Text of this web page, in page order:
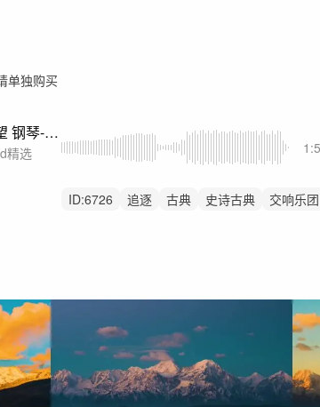
单独购买
国庆 大气 希望 钢琴-大气 史诗 宣传-百年征途
精选
ID:6726 追逐 古典 史诗古典
交响乐团